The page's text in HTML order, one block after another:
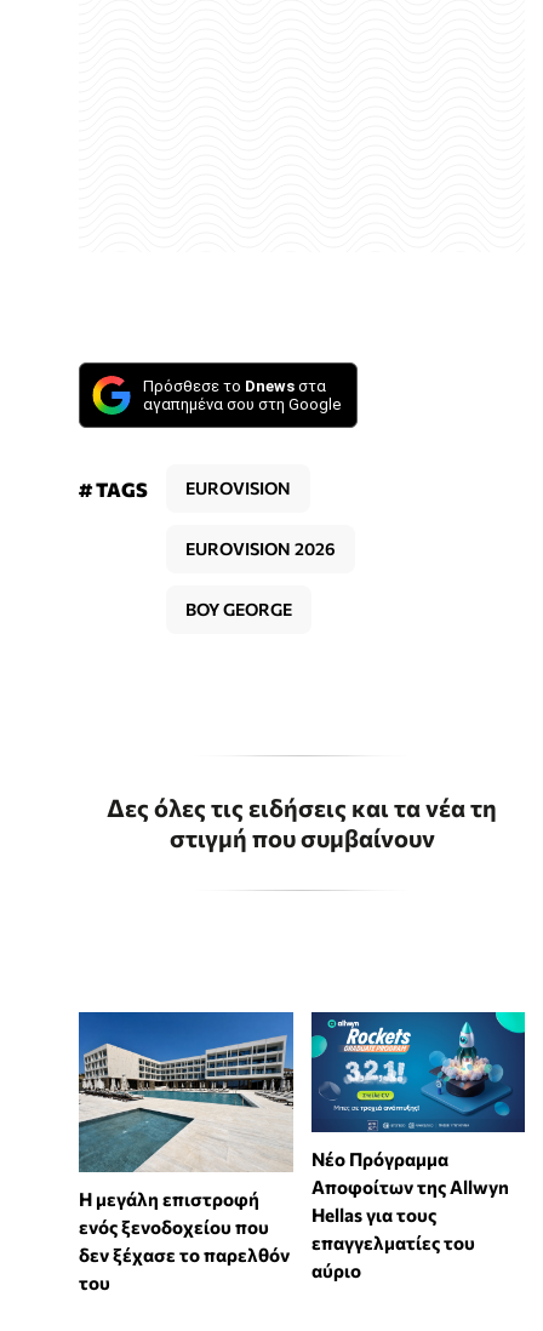
Πρόσθεσε το Dnews στα
αγαπημένα σου στη Google
# TAGS EUROVISION
EUROVISION 2026
BOY GEORGE
Δες όλες τις ειδήσεις και τα νέα τη
στιγμή που συμβαίνουν
Η μεγάλη επιστροφή
ενός ξενοδοχείου που
δεν ξέχασε το παρελθόν
του
Νέο Πρόγραμμα
Αποφοίτων της Allwyn
Hellas για τους
επαγγελματίες του
αύριο